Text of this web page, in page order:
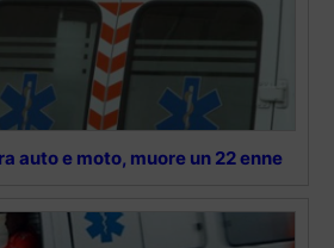
auto e moto, muore un 22 enne